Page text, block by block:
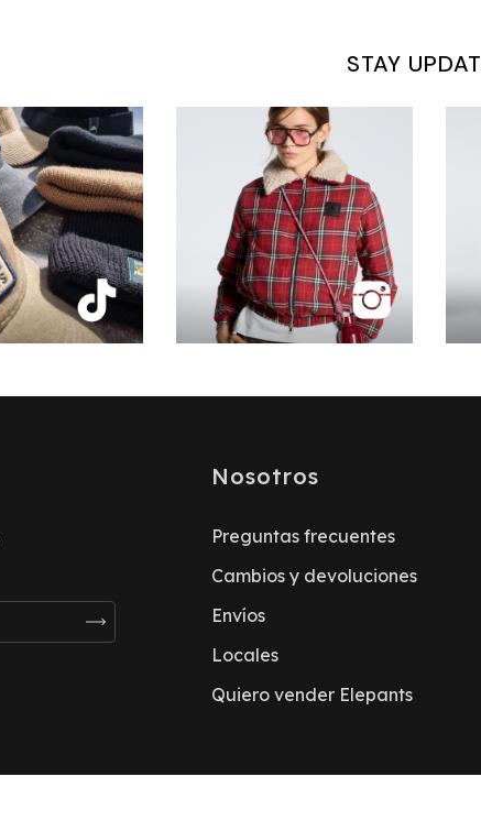
STAY
Nosotros
Preguntas frecuentes
Cambios y devoluciones
Envíos
Locales
Quiero vender Elepants